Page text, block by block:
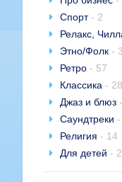
Спорт- 2
Релакс,
Этно/Фолк -
Ретро - 57
Классика - 28
Джаз и блюз
Саундтреки -
Религия - 14
Для детей -